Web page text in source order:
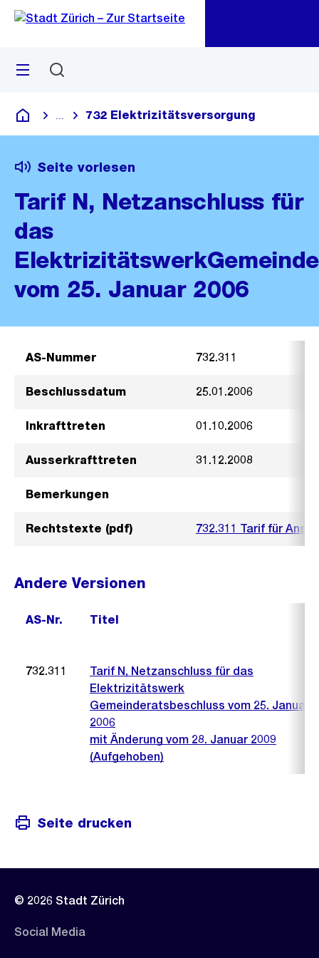
Navigation
Sprunglink
Menü
Deutsch
Blende alle Breadcrumbs ein
732 Elektrizitätsversorgung
Seite vorlesen
Tarif N, Netzanschluss für
das
vom 25. Januar 2006
AS-Nummer 732.311
Beschlussdatum 25.01.2006
Inkrafttreten 01.10.2006
Ausserkrafttreten 31.12.2008
Bemerkungen
Rechtstexte (pdf) 732.311 Tarif für
Andere Versionen
AS-Nr. Titel
732.311
Tarif N, Netzanschluss für das
Elektrizitätswerk
Gemeinderatsbeschluss vom 25. Januar
2006
mit Änderung vom 28. Januar 2009
(Aufgehoben)
Seite drucken
© 2026 Stadt Zürich
Social Media